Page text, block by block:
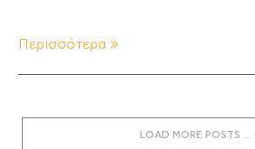
Περισσότερα
LOAD MORE POSTS